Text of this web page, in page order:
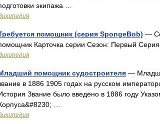
экипажа …
помощник (серия SpongeBob) —
Карточка серии Сезон: Первый
помощник судостроителя —
в 1886 1905 годах на русском
Звание было введено в 1886 году
…